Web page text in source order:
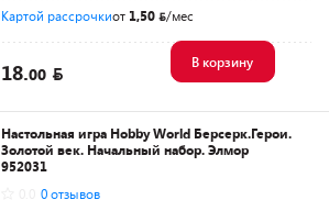
Картой рассрочкиот 1,50 /мес
18.00
В корзину
Настольная игра Hobby World Берсерк.Герои.
Золотой век. Начальный набор. Элмор
952031
0 отзывов